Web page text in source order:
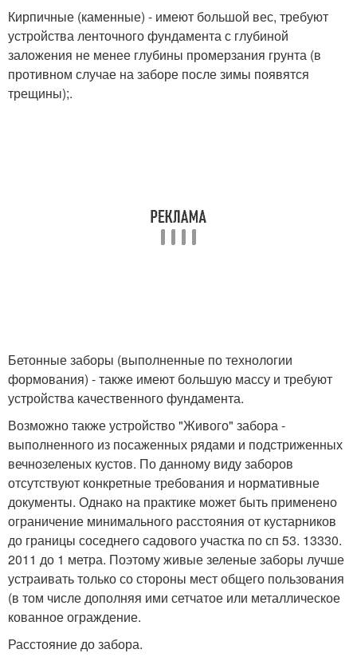
Кирпичные (каменные) - имеют большой вес, требуют
устройства ленточного фундамента с глубиной
заложения не менее глубины промерзания грунта (в
противном случае на заборе после зимы появятся
трещины);.
Бетонные заборы (выполненные по технологии
формования) - также имеют большую массу и требуют
устройства качественного фундамента.
Возможно также устройство "Живого" забора -
выполненного из посаженных рядами и подстриженных
вечнозеленых кустов. По данному виду заборов
отсутствуют конкретные требования и нормативные
документы. Однако на практике может быть применено
ограничение минимального расстояния от кустарников
до границы соседнего садового участка по сп 53. 13330.
2011 до 1 метра. Поэтому живые зеленые заборы лучше
устраивать только со стороны мест общего пользования
(в том числе дополняя ими сетчатое или металлическое
кованное ограждение.
Расстояние до забора.